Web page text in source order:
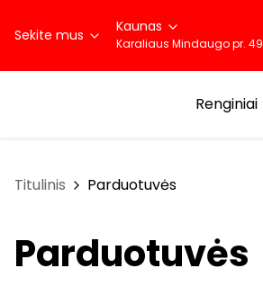
Sekite mus Kaunas
Karaliaus Mindaugo pr. 49
Renginiai
Titulinis Parduotuvės
Parduotuvės